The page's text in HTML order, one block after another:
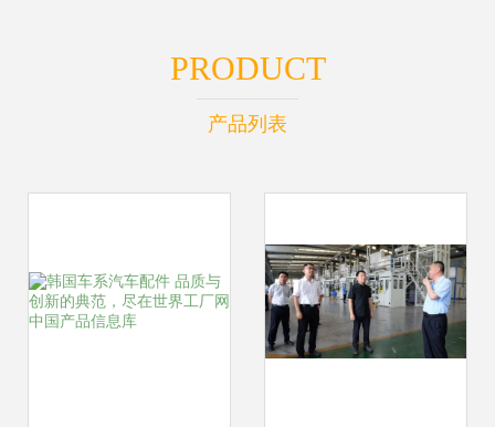
PRODUCT
产品列表